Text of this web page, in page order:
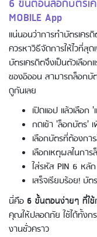
6 ขั้นตอนล็อกบัตรเ
MOBILE App
แน่นอนว่าการทำบัตรเคร
ควรหาวิธีจัดการให้ไวที่สุ
บัตรเครดิตจึงเป็นตัวเลือ
ของอิออน สามารถล็อกบั
ดูกันเลย
เปิดแอป แล้วเลือ
กดเข้า 'ล็อกบัตร'
เลือกบัตรที่ต้องก
เลือกเหตุผลในกา
ใส่รหัส PIN 6 หลั
เสร็จเรียบร้อย!
นี่คือ 6 ขั้นตอนง่ายๆ ที่ใช้
คุณให้ปลอดภัย ใช้ได้ทั้งก
งานชั่วคราว